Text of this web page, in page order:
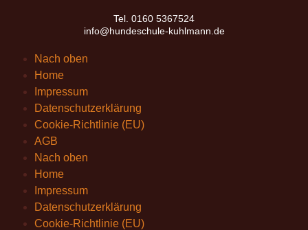
Tel. 0160 5367524
info@hundeschule-kuhlmann.de
Nach oben
Home
Impressum
Datenschutzerklärung
Cookie-Richtlinie (EU)
AGB
Nach oben
Home
Impressum
Datenschutzerklärung
Cookie-Richtlinie (EU)